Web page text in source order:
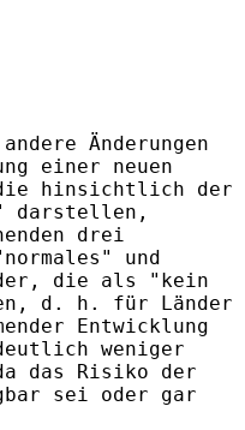
Änderungen
einer neuen
hinsichtlich der
darstellen,
drei
und
die als "kein
d. h. für Länder
Entwicklung
weniger
das Risiko der
sei oder gar